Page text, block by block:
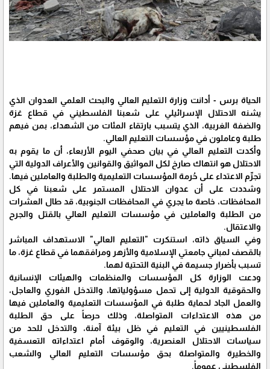
الحياة برس - أدانت وزارة التعليم العالي والبحث العلمي العدوان الذي
يشنه الاحتلال الإسرائيلي على شعبنا الفلسطيني في قطاع غزة
والضفة الغربية، الذي يتسبب بارتقاء المئات من الشهداء، بمن فيهم
طلبة وعاملون في مؤسسات التعليم العالي.
وأكدت التعليم العالي في بيان صحفي اليوم الأربعاء، أن ما يقوم به
الاحتلال هو انتهاك صارخ لكل المواثيق والقوانين والأعراف الدولية التي
تجرِّم الاعتداء على حُرمة المؤسسات التعليمية والطلبة والعاملين فيها.
وشددت على أن عدوان الاحتلال المستمر على شعبنا في كل
المحافظات، خاصة ما يجري في المحافظات الجنوبية، قد طال العشرات
من الطلبة والعاملين في مؤسسات التعليم العالي بالقتل والجرح
والاعتقال.
وفي السياق ذاته، استنكرت "التعليم العالي" الاستهداف المباشر
بالقصف لمباني جامعتي الإسلامية والأزهر ومرافقهما في قطاع غزة، ما
تسبب بأضرار جسيمة في البنية التحتية لهما.
ودعت الوزارة كل المؤسسات والمنظمات والهيئات الإنسانية
والحقوقية الدولية إلى تحمل مسؤولياتها، والتدخل الفوري والعاجل،
والعمل الجاد لحماية طلبة في المؤسسات التعليمية والعاملين فيها
من هذه الاعتداءات المتواصلة، وذلك حرصاً على حق الطلبة
الفلسطينيين في التعليم في ظل بيئة آمنة، والتدخل للحد من
سياسات الاحتلال العنصرية، والوقوف أمام اعتداءاته التعسفية
والخطيرة والمتواصلة بحق مؤسسات التعليم العالي والشعب
الفلسطيني عموماً.